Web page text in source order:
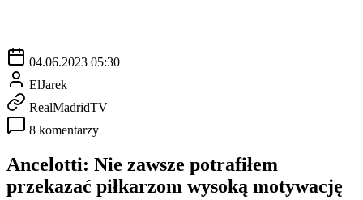
04.06.2023 05:30
ElJarek
RealMadridTV
8 komentarzy
Ancelotti: Nie zawsze potrafiłem
przekazać piłkarzom wysoką motywację